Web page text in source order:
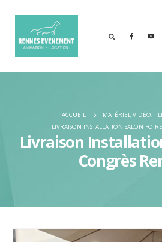
ACCUEIL MATÉRIEL VIDÉO,
LIVRAISON INSTALLATION SALON
Livraison
Congrès